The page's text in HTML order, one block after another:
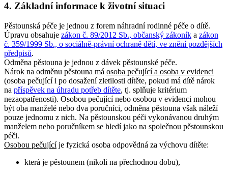
4. Základní informace k životní situaci
Pěstounská péče je jednou z forem náhradní rodinné péče o dítě.
Úpravu obsahuje zákon č. 89/2012 Sb., občanský zákoník a zákon
č. 359/1999 Sb., o sociálně-právní ochraně dětí, ve znění pozdějších
předpisů.
Odměna pěstouna je jednou z dávek pěstounské péče.
Nárok na odměnu pěstouna má osoba pečující a osoba v evidenci
(osoba pečující i po dosažení zletilosti dítěte, pokud má dítě nárok
na příspěvek na úhradu potřeb dítěte, tj. splňuje kritérium
nezaopatřenosti). Osobou pečující nebo osobou v evidenci mohou
být oba manželé nebo dva poručníci, odměna pěstouna však náleží
pouze jednomu z nich. Na pěstounskou péči vykonávanou druhým
manželem nebo poručníkem se hledí jako na společnou pěstounskou
péči.
Osobou pečujícíje fyzická osoba odpovědná za výchovu dítěte:
která je pěstounem (nikoli na přechodnou dobu),